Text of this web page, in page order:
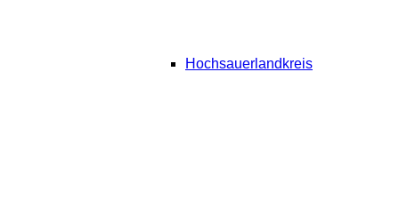
Hochsauerlandkreis